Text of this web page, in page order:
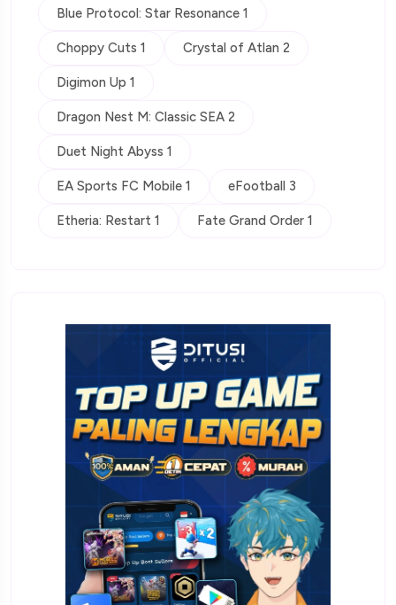
Blue Protocol: Star Resonance 1
Choppy Cuts 1 Crystal of Atlan 2
Digimon Up 1
Dragon Nest M: Classic SEA 2
Duet Night Abyss 1
EA Sports FC Mobile 1 eFootball 3
Etheria: Restart 1 Fate Grand Order 1